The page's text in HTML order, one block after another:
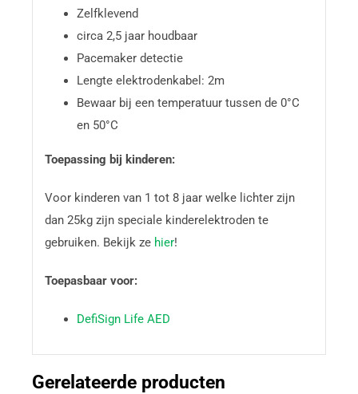
Zelfklevend
circa 2,5 jaar houdbaar
Pacemaker detectie
Lengte elektrodenkabel: 2m
Bewaar bij een temperatuur tussen de 0°C
en 50°C
Toepassing bij kinderen:
Voor kinderen van 1 tot 8 jaar welke lichter zijn
dan 25kg zijn speciale kinderelektroden te
gebruiken. Bekijk ze hier!
Toepasbaar voor:
DefiSign Life AED
Gerelateerde producten